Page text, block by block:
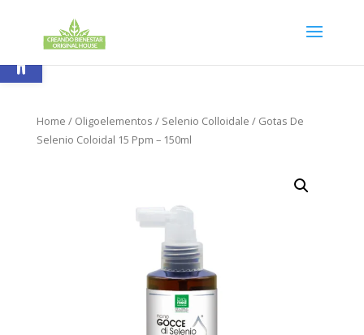
Abrir barra de herramientas
Home / Oligoelementos / Selenio Colloidale / Gotas De
Selenio Coloidal 15 Ppm – 150ml